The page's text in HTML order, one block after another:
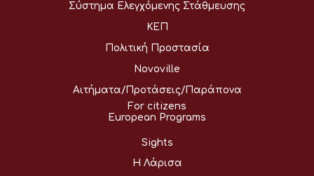
Σύστημα Ελεγχόμενης Στάθμευσης
ΚΕΠ
Πολιτική Προστασία
Novoville
Αιτήματα/Προτάσεις/Παράπονα
For citizens
European Programs
Sights
Η Λάρισα